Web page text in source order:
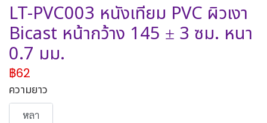
LT-PVC003 หนังเทียม PVC ผิวเงา
Bicast หน้ากว้าง 145 ± 3 ซม. หนา
0.7 มม.
฿62
ความยาว
หลา